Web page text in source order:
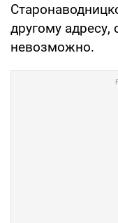
другому
невозможно.